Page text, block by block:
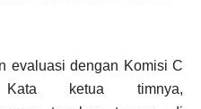
evaluasi dengan Komisi C
Kata ketua timnya,